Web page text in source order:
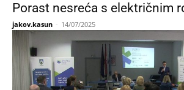
Porast nesreća s električnim
jakov.kasun - 14/07/2025